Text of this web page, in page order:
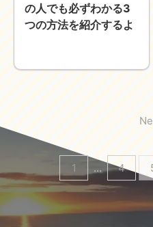
の人でも必ずわかる3
つの方法を紹介するよ
1 … 4